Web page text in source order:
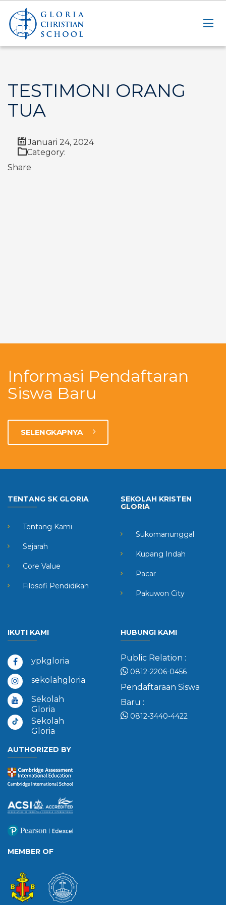
TESTIMONI ORANG
TUA
Januari 24, 2024
Category:
Share
Informasi Pendaftaran
Siswa Baru
SELENGKAPNYA
TENTANG SK GLORIA
Tentang Kami
Sejarah
Core Value
Filosofi Pendidikan
SEKOLAH KRISTEN
GLORIA
Sukomanunggal
Kupang Indah
Pacar
Pakuwon City
IKUTI KAMI
ypkgloria
sekolahgloria
Sekolah
Gloria
Sekolah
Gloria
HUBUNGI KAMI
Public Relation :
0812-2206-0456
Pendaftaraan Siswa
Baru :
0812-3440-4422
AUTHORIZED BY
MEMBER OF